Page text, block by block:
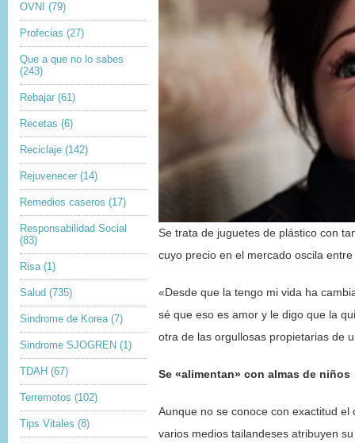
OVNI (79)
Profecias (27)
Que a que no lo sabes
(243)
Rebajar (61)
Recetas (6)
Reciclaje (142)
Rejuvenecer (14)
Remedios caseros (17)
Responsabilidad Social
(83)
Risa (1)
Salud (735)
Sindrome de Korea (7)
Sindrome SJOGREN (1)
TDAH (67)
Terremotos (102)
Tips Vitales (8)
Se trata de juguetes de plástico con
cuyo precio en el mercado oscila
«Desde que la tengo mi vida ha
sé que eso es amor y le digo que la
otra de las orgullosas propietarias de
Se «alimentan» con almas de niños
Aunque no se conoce con exactitud el
varios medios tailandeses atribuyen